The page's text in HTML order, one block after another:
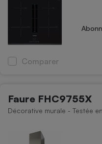
Comparer
Faure FHC9755X
Décorative murale - Testée